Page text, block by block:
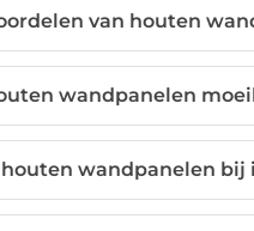
van houten
wandpanelen
wandpanelen bij